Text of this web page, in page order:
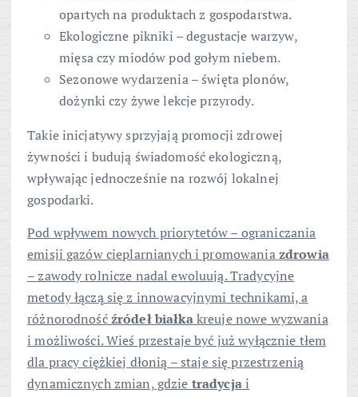
opartych na produktach z gospodarstwa.
Ekologiczne pikniki – degustacje warzyw,
mięsa czy miodów pod gołym niebem.
Sezonowe wydarzenia – święta plonów,
dożynki czy żywe lekcje przyrody.
Takie inicjatywy sprzyjają promocji zdrowej
żywności i budują świadomość ekologiczną,
wpływając jednocześnie na rozwój lokalnej
gospodarki.
Pod wpływem nowych priorytetów – ograniczania
emisji gazów cieplarnianych i promowaniazdrowia
– zawody rolnicze nadal ewoluują. Tradycyjne
metody łączą się z innowacyjnymi technikami, a
różnorodnośćźródeł białkakreuje nowe wyzwania
i możliwości. Wieś przestaje być już wyłącznie tłem
dla pracy ciężkiej dłonią – staje się przestrzenią
dynamicznych zmian, gdzie tradycjai